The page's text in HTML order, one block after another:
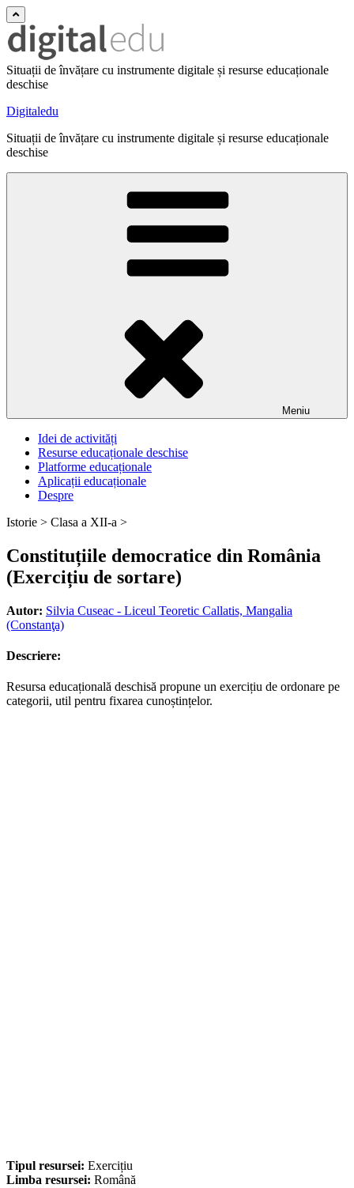
Situații de învățare cu instrumente digitale și resurse educaționale
deschise
Digitaledu
Situații de învățare cu instrumente digitale și resurse educaționale
deschise
Meniu
Idei de activități
Resurse educaționale deschise
Platforme educaționale
Aplicații educaționale
Despre
Istorie > Clasa a XII-a >
Constituțiile democratice din România
(Exercițiu de sortare)
Autor: Silvia Cuseac - Liceul Teoretic Callatis, Mangalia
(Constanţa)
Descriere:
Resursa educațională deschisă propune un exercițiu de ordonare pe
categorii, util pentru fixarea cunoștințelor.
Tipul resursei: Exercițiu
Limba resursei: Română